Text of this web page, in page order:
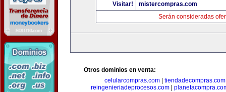
Visitar!
mistercompras.com
Serán consideradas
Otros dominios en venta:
celularcompras.com| tiendadecompras.com
reingenieriadeprocesos.com|